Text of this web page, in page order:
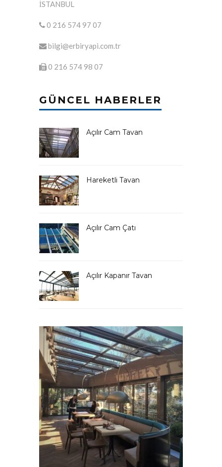
İSTANBUL
0 216 574 97 07
bilgi@erbiryapi.com.tr
0 216 574 98 07
GÜNCEL HABERLER
Açılır Cam Tavan
Hareketli Tavan
Açılır Cam Çatı
Açılır Kapanır Tavan